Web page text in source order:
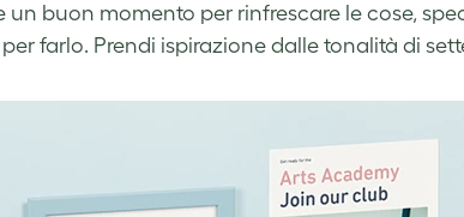
un buon momento per rinfrescare le cose,
farlo. Prendi ispirazione dalle tonalità di